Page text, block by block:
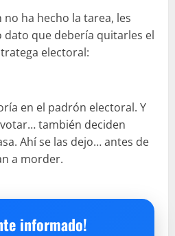
ha hecho la tarea, les
que debería quitarles el
electoral:
en el padrón electoral. Y
también deciden
Ahí se las dejo… antes de
a morder.
informado!